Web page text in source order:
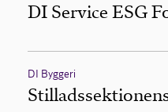
DI Service ESG
DI Byggeri